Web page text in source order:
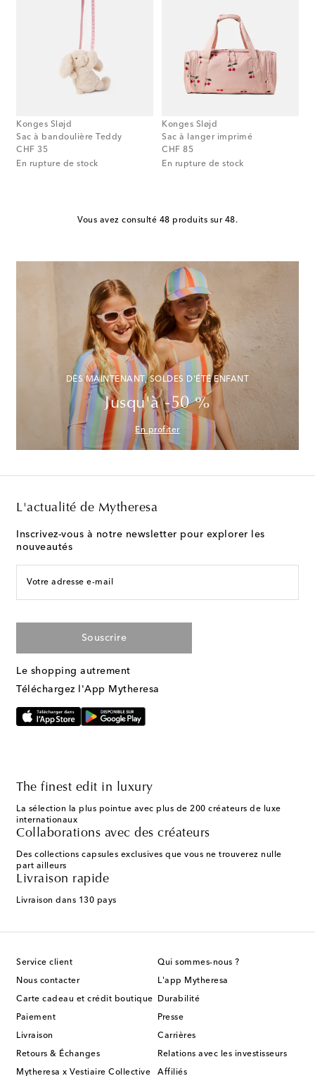
Konges Sløjd
Sac à bandoulière Teddy
CHF 35
original price
En rupture de stock
Konges Sløjd
Sac à langer imprimé
CHF 85
original price
En rupture de stock
Vous avez consulté 48 produits sur 48.
DÈS MAINTENANT, SOLDES D'ÉTÉ ENFANT
Jusqu'à -50 %
En profiter
L'actualité de Mytheresa
Inscrivez-vous à notre newsletter pour explorer les
nouveautés
Votre adresse e-mail
Souscrire
Le shopping autrement
Téléchargez l'App Mytheresa
The finest edit in luxury
La sélection la plus pointue avec plus de 200 créateurs de luxe
internationaux
Collaborations avec des créateurs
Des collections capsules exclusives que vous ne trouverez nulle
part ailleurs
Livraison rapide
Livraison dans 130 pays
Service client
Nous contacter
Carte cadeau et crédit boutique
Paiement
Livraison
Retours & Échanges
Mytheresa x Vestiaire Collective
Qui sommes-nous ?
L'app Mytheresa
Durabilité
Presse
Carrières
Relations avec les investisseurs
Affiliés